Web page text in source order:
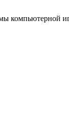
компьютерной